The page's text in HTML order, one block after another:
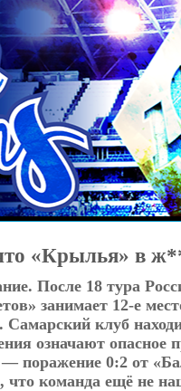
«Крылья» в
После 18 тура
занимает 12-е
клуб
означают опасное
поражение 0:2 от
что команда ещё не